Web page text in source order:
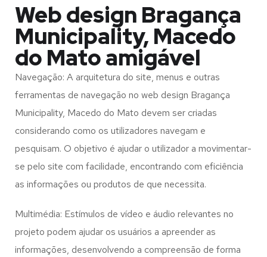
Web design Bragança
Municipality, Macedo
do Mato amigável
Navegação: A arquitetura do site, menus e outras
ferramentas de navegação no web design Bragança
Municipality, Macedo do Mato devem ser criadas
considerando como os utilizadores navegam e
pesquisam. O objetivo é ajudar o utilizador a movimentar-
se pelo site com facilidade, encontrando com eficiência
as informações ou produtos de que necessita.
Multimédia: Estímulos de vídeo e áudio relevantes no
projeto podem ajudar os usuários a apreender as
informações, desenvolvendo a compreensão de forma